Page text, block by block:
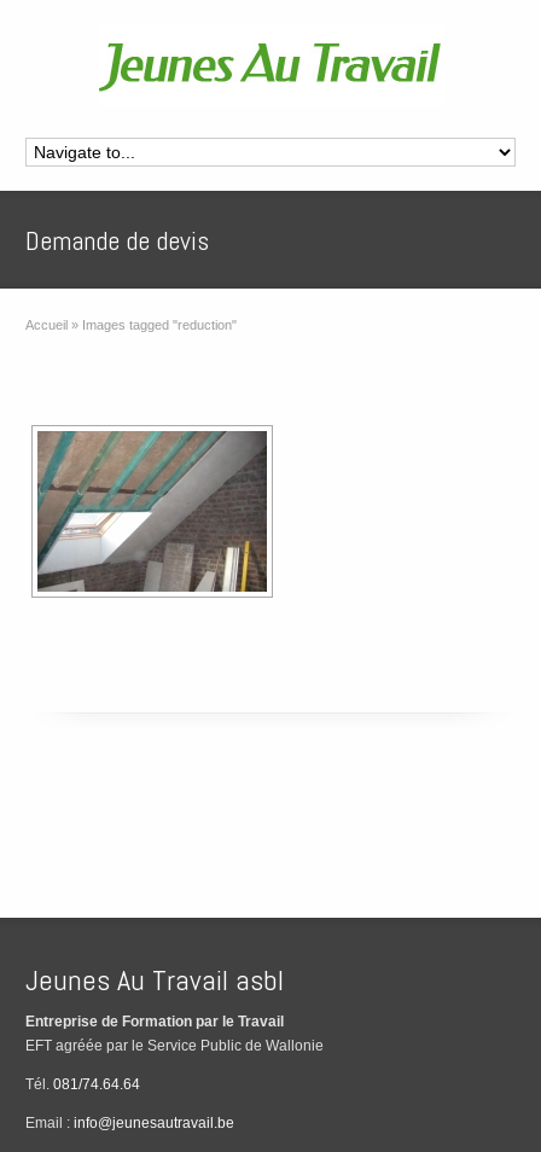
Demande de devis
Accueil » Images tagged "reduction"
Jeunes Au Travail asbl
Entreprise de Formation par le Travail
EFT agréée par le Service Public de Wallonie
Tél.081/74.64.64
Email :info@jeunesautravail.be